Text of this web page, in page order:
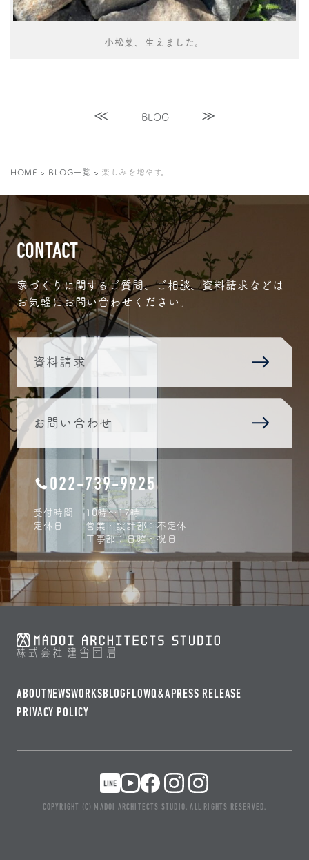
小松菜、生えました。
BLOG
HOME > BLOG一覧 > 楽しみを増やす。
CONTACT
家づくりに関するご質問、ご相談、資料請求などは
お気軽にお問い合わせください。
資料請求
お問い合わせ
022-739-9925
受付時間
10時〜17時
定休日
営業・設計部：不定休
工事部：日曜・祝日
ABOUT NEWSWORKSBLOGFLOWQ&APRESS RELEASE
PRIVACY POLICY
COPYRIGHT (C) MADOI ARCHITECTS STUDIO. ALL RIGHTS RESERVED.